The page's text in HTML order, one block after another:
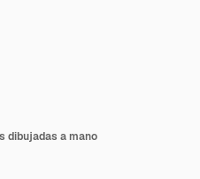
dibujadas a mano